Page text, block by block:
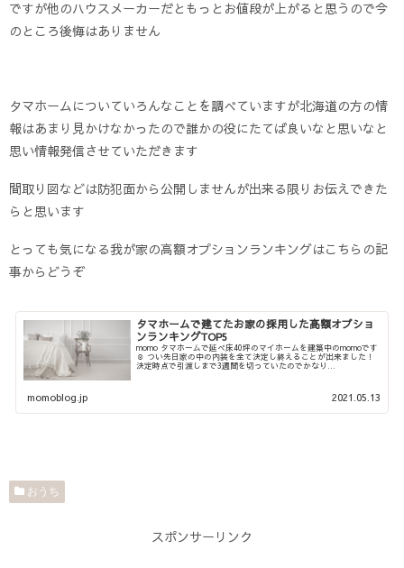
ですが他のハウスメーカーだともっとお値段が上がると思うので今
のところ後悔はありません
タマホームについていろんなことを調べていますが北海道の方の情
報はあまり見かけなかったので誰かの役にたてば良いなと思いなと
思い情報発信させていただきます
間取り図などは防犯面から公開しませんが出来る限りお伝えできた
らと思います
とっても気になる我が家の高額オプションランキングはこちらの記
事からどうぞ
タマホームで建てたお家の採用した高額オプショ
ンランキングTOP5
momo タマホームで延べ床40坪のマイホームを建築中のmomoです
☺︎ つい先日家の中の内装を全て決定し終えることが出来ました！
決定時点で引渡しまで3週間を切っていたのでかなり...
momoblog.jp 2021.05.13
おうち
スポンサーリンク